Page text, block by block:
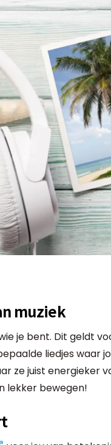
muziek
je bent. Dit geldt
liedjes waar
ze juist energieker
lekker bewegen!